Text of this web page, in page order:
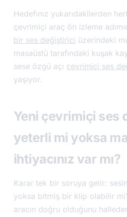
Hedefınız yukarıdakilerden
çevrimiçi araç ön izleme
bir ses değiştirici üzerindeki
masaüstü tarafındaki kuşak
sese özgü açı çevrimiçi ses
yaşıyor.
Yeni çevrimiçi ses
yeterli mi yoksa
ihtiyacınız var mı?
Karar tek bir soruya gelir:
yoksa bitmiş bir klip olabilir
aracın doğru olduğunu